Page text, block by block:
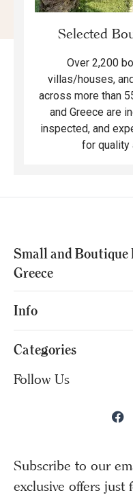
Selected
Over 2,200
villas/houses,
across more than
and Greece are
inspected, and
for quality
Small and
Greece
Info
Categories
Follow Us
Subscribe to our
exclusive offers just